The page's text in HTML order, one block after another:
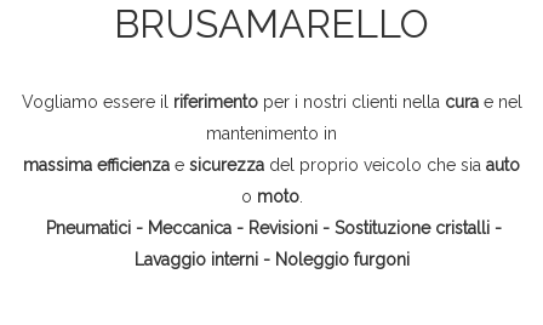
BRUSAMARELLO
Vogliamo essere il riferimentoper i nostri clienti nella curae nel
mantenimento in
massima efficienza e sicurezza del proprio veicolo che sia auto
o moto.
Pneumatici - Meccanica - Revisioni - Sostituzione cristalli -
Lavaggio interni - Noleggio furgoni